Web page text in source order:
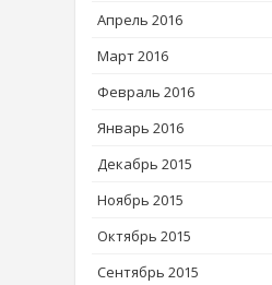
Апрель 2016
Март 2016
Февраль 2016
Январь 2016
Декабрь 2015
Ноябрь 2015
Октябрь 2015
Сентябрь 2015